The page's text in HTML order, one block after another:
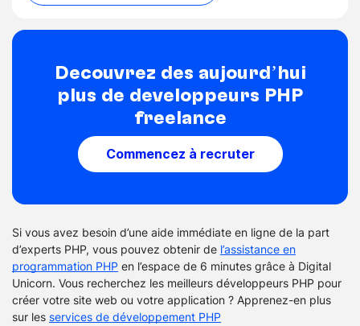
Découvrez dès aujourd’hui
plus de développeurs PHP
freelance
Commencez à recruter
Si vous avez besoin d’une aide immédiate en ligne de la part
d’experts PHP, vous pouvez obtenir de l’assistance en
programmation PHP en l’espace de 6 minutes grâce à Digital
Unicorn. Vous recherchez les meilleurs développeurs PHP pour
créer votre site web ou votre application ? Apprenez-en plus
sur les services de développement PHP